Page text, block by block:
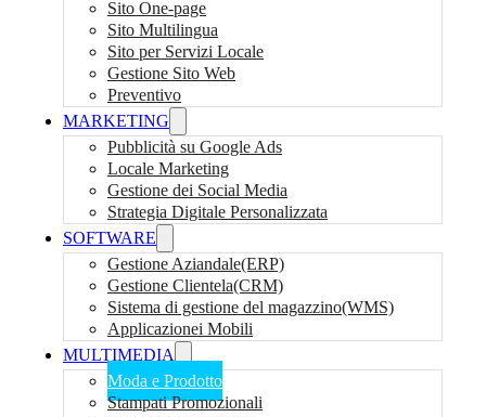
Sito One-page
Sito Multilingua
Sito per Servizi Locale
Gestione Sito Web
Preventivo
MARKETING
Pubblicità su Google Ads
Locale Marketing
Gestione dei Social Media
Strategia Digitale Personalizzata
SOFTWARE
Gestione Aziandale(ERP)
Gestione Clientela(CRM)
Sistema di gestione del magazzino(WMS)
Applicazionei Mobili
MULTIMEDIA
Moda e Prodotto
Stampati Promozionali